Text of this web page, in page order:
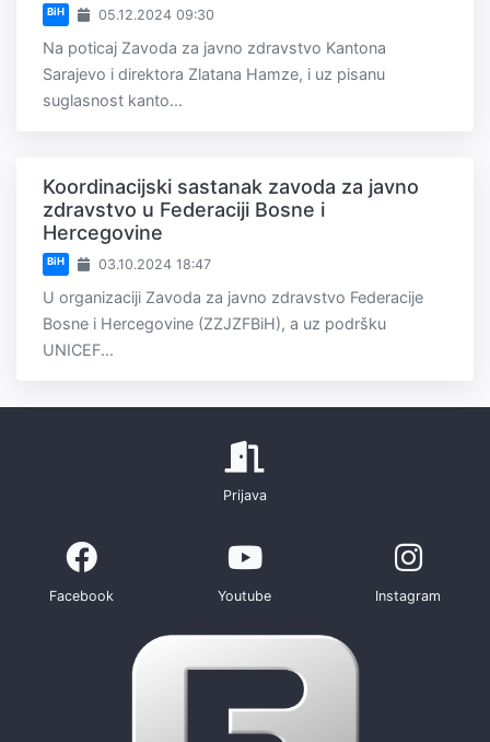
BiH 05.12.2024 09:30
Na poticaj Zavoda za javno zdravstvo Kantona
Sarajevo i direktora Zlatana Hamze, i uz pisanu
suglasnost kanto...
Koordinacijski sastanak zavoda za javno
zdravstvo u Federaciji Bosne i
Hercegovine
BiH 03.10.2024 18:47
U organizaciji Zavoda za javno zdravstvo Federacije
Bosne i Hercegovine (ZZJZFBiH), a uz podršku
UNICEF...
Prijava
Facebook Youtube Instagram